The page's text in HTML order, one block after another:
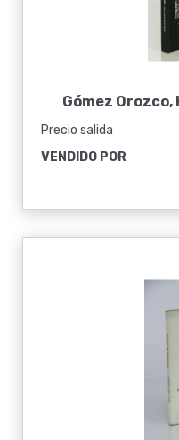
Gómez Orozco,
estirpe:
Precio salida
VENDIDO POR